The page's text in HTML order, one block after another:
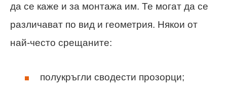
да се каже и за монтажа им. Те могат да се
различават по вид и геометрия. Някои от
най-често срещаните:
полукръгли сводести прозорци;